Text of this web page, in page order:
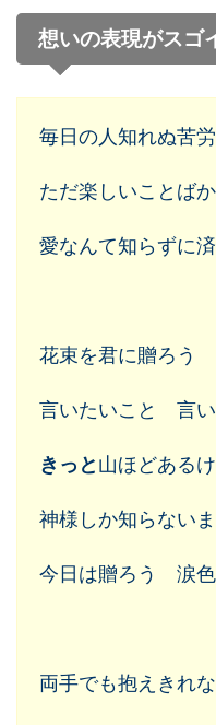
想いの表現がスゴ
毎日の人知れぬ苦
ただ楽しいことば
愛なんて知らずに
花束を君に贈ろう
言いたいこと 言い
きっと山ほどある
神様しか知らない
今日は贈ろう 涙色
両手でも抱えきれ